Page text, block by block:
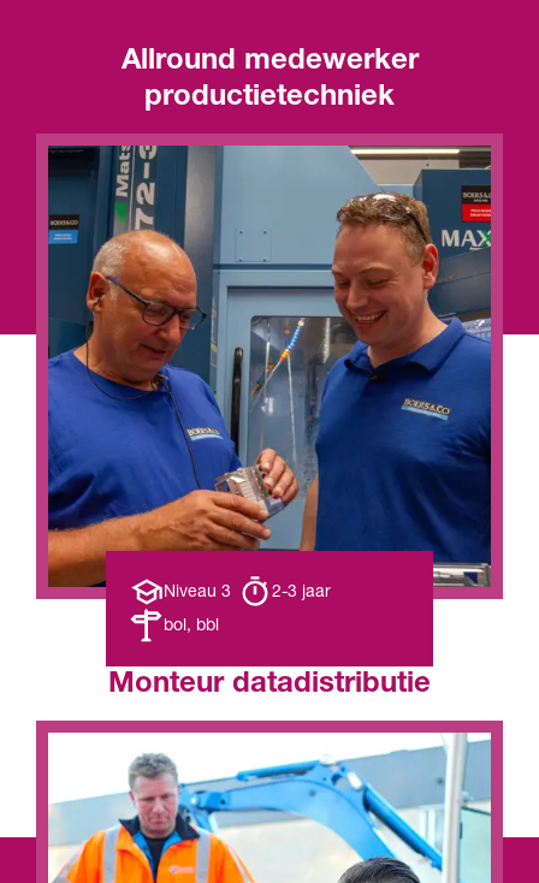
Allround medewerker
productietechniek
Opleiding
Niveau 3
Opleiding
duur
2-3 jaar
Leerweg
bol, bbl
Monteur datadistributie